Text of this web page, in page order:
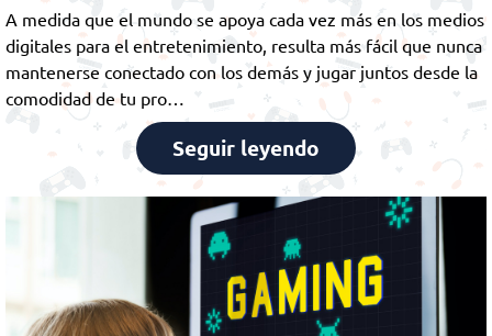
A medida que el mundo se apoya cada vez más en los medios
digitales para el entretenimiento, resulta más fácil que nunca
mantenerse conectado con los demás y jugar juntos desde la
comodidad de tu pro…
Seguir leyendo